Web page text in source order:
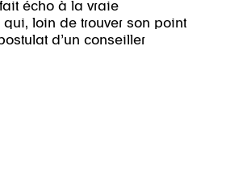
écho à la vraie
loin de trouver son point
d’un conseiller